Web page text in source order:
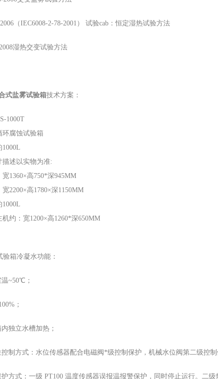
（IEC6008-2-78-2001） 试验cab：恒定湿热试验方法
湿热交变试验方法
式盐雾试验箱技术方案：
1000T
环腐蚀试验箱
1000L
描述以实物为准:
1360×高750*深945MM
2200×高1780×深1150MM
1000L
约：宽1200×高1260*深650MM
箱冷凝水功能：
~50℃；
；
独立水槽加热；
制方式：水位传感器配合电磁阀*级控制保护，机械水位阀第二级控制
方式：一级 PT100 温度传感器误报温报警保护，同时停止运行。二级